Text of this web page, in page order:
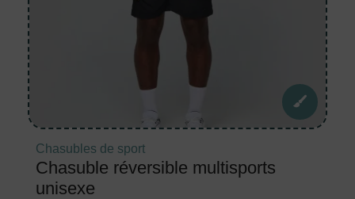
Chasubles de sport
Chasuble réversible multisports
unisexe